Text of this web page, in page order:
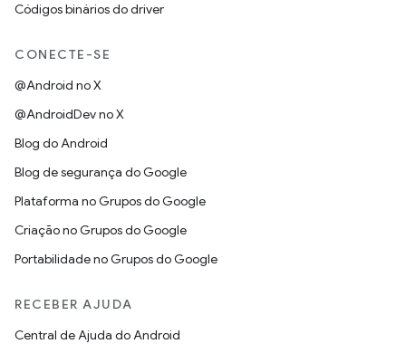
Códigos binários do driver
CONECTE-SE
@Android no X
@AndroidDev no X
Blog do Android
Blog de segurança do Google
Plataforma no Grupos do Google
Criação no Grupos do Google
Portabilidade no Grupos do Google
RECEBER AJUDA
Central de Ajuda do Android